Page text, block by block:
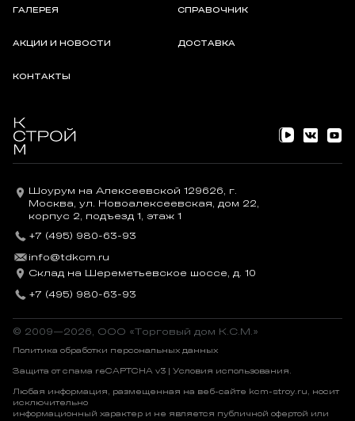
ГАЛЕРЕЯ СПРАВОЧНИК
АКЦИИ И НОВОСТИ ДОСТАВКА
КОНТАКТЫ
Шоурум на Алексеевской 129626, г.
Москва, ул. Новоалексеевская, дом 22,
корпус 2, подъезд 1, этаж 1
+7 (495) 980-63-93
info@tdkcm.ru
Склад на Шереметьевское шоссе, д. 10
+7 (495) 980-63-93
© 2009—2026, OOO «Торговый дом К.С.М.»
Политика обработки персональных данных
Защита от спама reCAPTCHA v3 | Условия использования.
Любая информация, размещенная на веб-сайте kcm-stroy.ru, носит
исключительно
информационный характер и не является публичной офертой или